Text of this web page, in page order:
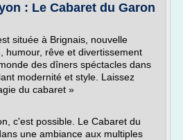
: Le Cabaret du Garon
située à Brignais, nouvelle
humour, rêve et divertissement
des dîners spéctacles dans
modernité et style. Laissez
du cabaret »
c'est possible. Le Cabaret du
une ambiance aux multiples